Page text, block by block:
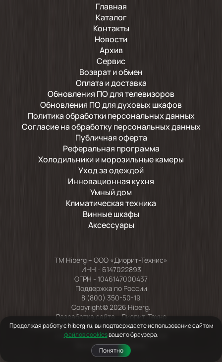
Главная
Каталог
Контакты
Новости
Архив
Сервис
Возврат и обмен
Оплата и доставка
Обновления ПО для телевизоров
Обновления ПО для духовых шкафов
Политика обработки персональных данных
Согласие на обработку персональных данных
Публичная оферта
Реферальная программа
Холодильники и морозильные камеры
Уход за одеждой
Инновационная кухня
Умный дом
Климатическая техника
Винные шкафы
Аксессуары
TM Hiberg – ООО «Диорит-Технис»
ИНН - 6147022893
ОГРН - 1046147000437
Поддержка по России
8 (800) 350-50-19
Copyright© 2026 Hiberg.
Разработка сайта -
Диорит-Техно
Информация на сайте носит справочный характер
и не является публичной офертой
Все права защищены.
Продолжая работу с hiberg.ru, вы подтверждаете использование сайтом
файлов cookiesвашего браузера.
Понятно